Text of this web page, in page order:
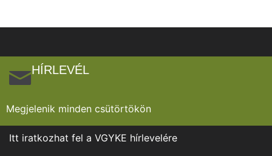
HÍRLEVÉL
Megjelenik minden csütörtökön
Itt iratkozhat fel a VGYKE hírlevelére